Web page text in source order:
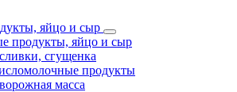
яйцо и сыр
продукты, яйцо и сыр
сгущенка
продукты
масса